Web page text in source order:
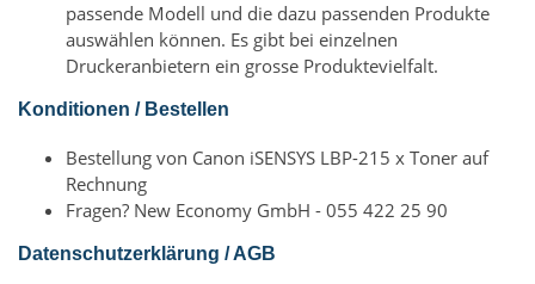
passende Modell und die dazu passenden Produkte
auswählen können. Es gibt bei einzelnen
Druckeranbietern ein grosse Produktevielfalt.
Konditionen / Bestellen
Bestellung von Canon iSENSYS LBP-215 x Toner auf
Rechnung
Fragen? New Economy GmbH - 055 422 25 90
Datenschutzerklärung / AGB